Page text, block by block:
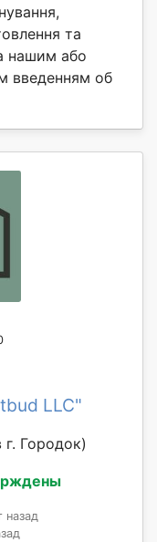
та
нашим або
введенням об
LLC"
Городок)
назад